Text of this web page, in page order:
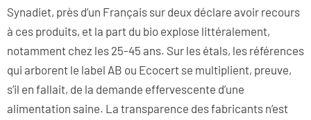
Synadiet, près d’un Français sur deux déclare avoir recours
à ces produits, et la part du bio explose littéralement,
notamment chez les 25-45 ans. Sur les étals, les références
qui arborent le label AB ou Ecocert se multiplient, preuve,
s’il en fallait, de la demande effervescente d’une
alimentation saine. La transparence des fabricants n’est